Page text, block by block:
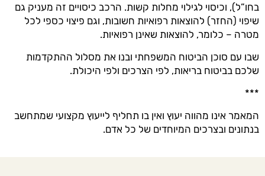
בחו”ל), וכיסוי לגילוי מחלות קשות. הרכב כיסויים זה מעניק גם
שיפוי (החזר) להוצאות רפואיות חשובות, וגם פיצוי כספי לכל
מטרה – כלומר, להוצאות שאינן רפואיות.
שבו עם סוכן הביטוח המשפחתי ובנו את מסלול ההתקדמות
שלכם בביטוח בריאות, לפי הצרכים ולפי היכולת.
***
המאמר אינו מהווה יעוץ ואין בו תחליף לייעוץ מקצועי שמתחשב
בנתונים ובצרכים המיוחדים של כל אדם.